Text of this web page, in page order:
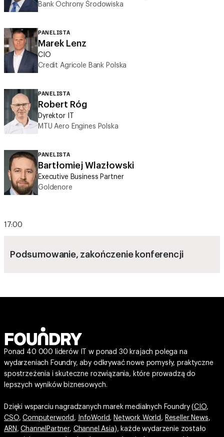
PANELISTA
CIO
Credit Agricole Bank Polska
PANELISTA
Dyrektor IT
MTU Aero Engines Polska
PANELISTA
Executive Business Partner
Goldenore
Ponad 40 000 liderów IT w ponad 30 krajach polega na
wydarzeniach Foundry, aby odkrywać nowe pomysły, praktyczne
spostrzeżenia i skuteczne rozwiązania, które prowadzą do
lepszych wyników biznesowych.
Dzięki wsparciu nagradzanych marek medialnych Foundry (
ARN,ChannelPartner,Channel Asia), każde wydarzenie zostało
zaprojektowane tak, aby dostarczać wyjątkową wartość –
poprzez studia przypadków od innych specjalistów, badania